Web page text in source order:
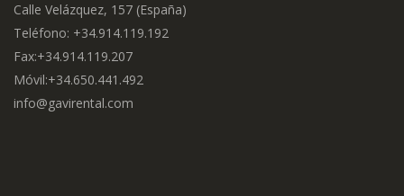
Calle Velázquez, 157 (España)
Teléfono: +34.914.119.192
Fax:+34.914.119.207
Móvil:+34.650.441.492
info@gavirental.com